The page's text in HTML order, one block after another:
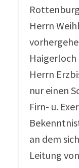
Herrn
Herrn
nur einen
Firn- u.
an dem
Leitung